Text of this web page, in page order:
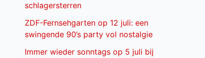
schlagersterren
ZDF-Fernsehgarten op 12 juli: een
swingende 90’s party vol nostalgie
Immer wieder sonntags op 5 juli bij